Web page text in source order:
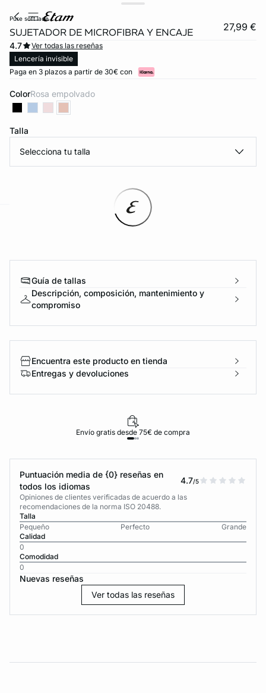
pure soft lace
SUJETADOR DE MICROFIBRA Y ENCAJE 27,99 €
4.7
Ver todas las reseñas
Lencería invisible
Paga en 3 plazos a partir de 30€ con
Color rosa empolvado
Talla
Selecciona tu talla
Guía de tallas
Descripción, composición, mantenimiento y
compromiso
Encuentra este producto en tienda
Entregas y devoluciones
Envío gratis desde 75€ de compra
Puntuación media de {0} reseñas en
todos los idiomas
4.7/5
Opiniones de clientes verificadas de acuerdo a las
recomendaciones de la norma ISO 20488.
Talla
Pequeño
Perfecto
Grande
Calidad
0
Comodidad
0
Nuevas reseñas
Ver todas las reseñas